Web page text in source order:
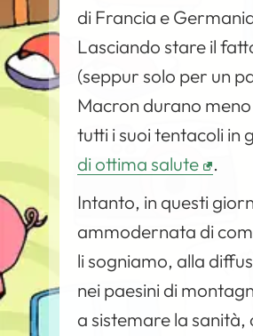
di Francia e
Lasciando stare il
(seppur solo per un
Macron durano
tutti i suoi tentacoli in
di ottima salute
.
Intanto, in questi
ammodernata di
li sogniamo, alla
nei paesini di
a sistemare la